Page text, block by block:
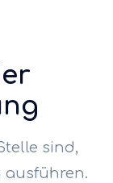
sind,
ausführen.